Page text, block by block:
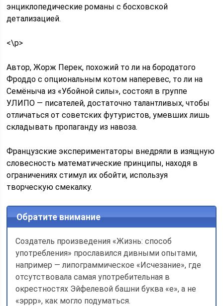
энциклопедические романы с босховской
детализацией.
<\p>
Автор, Жорж Перек, похожий то ли на бородатого
Фроддо с опциональным котом наперевес, то ли на
Семёныча из «Убойной силы», состоял в группе
УЛИПО — писателей, достаточно талантливых, чтобы
отличаться от советских футуристов, умевших лишь
складывать пропаганду из навоза.
Французские экспериментаторы внедряли в изящную
словесность математические принципы, находя в
ограничениях стимул их обойти, используя
творческую смекалку.
Обратите внимание
Создатель произведения «Жизнь: способ
употребления» прославился дивными опытами,
например — липограммическое «Исчезание», где
отсутствовала самая употребительная в
окрестностях Эйфелевой башни буква «е», а не
«эррр», как могло подуматься.